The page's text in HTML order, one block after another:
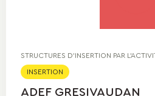
STRUCTURES D'INSERTION PAR
INSERTION
ADEF GRESIVAUDAN